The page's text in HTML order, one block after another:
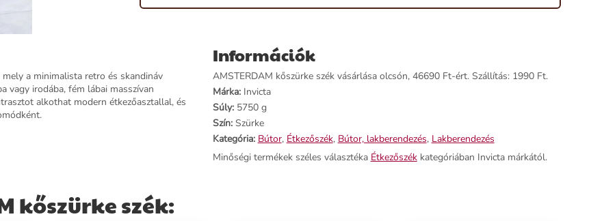
a minimalista retro és skandináv
vagy irodába, fém lábai masszívan
alkothat modern étkezőasztallal, és
Információk
AMSTERDAM kőszürke szék vásárlása olcsón, 46690 Ft-ért. Szállítás: 1990 Ft.
Márka:Invicta
Súly:5750 g
Szín:Szürke
Kategória: Bútor, Étkezőszék, Bútor, lakberendezés, Lakberendezés
Minőségi termékek széles választéka Étkezőszékkategóriában Invicta márkától.
kőszürke szék: